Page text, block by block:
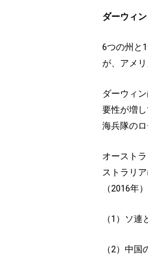
ダーウィ
6つの州と
が、アメ
ダーウィ
要性が増
海兵隊のロ
オースト
ストラリ
（2016年
（1）ソ
（2）中